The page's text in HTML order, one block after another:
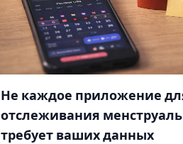
Не каждое приложение
отслеживания
требует ваших данных